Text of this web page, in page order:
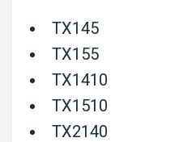
TX145
TX155
TX1410
TX1510
TX2140